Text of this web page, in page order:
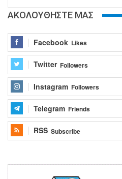
ΑΚΟΛΟΥΘΗΣΤΕ ΜΑΣ
Facebook Likes
Twitter Followers
Instagram Followers
Telegram Friends
RSS Subscribe